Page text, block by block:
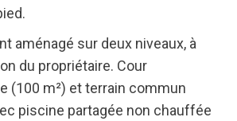
aménagé sur deux niveaux, à
du propriétaire. Cour
(100 m²) et terrain commun
piscine partagée non chauffée